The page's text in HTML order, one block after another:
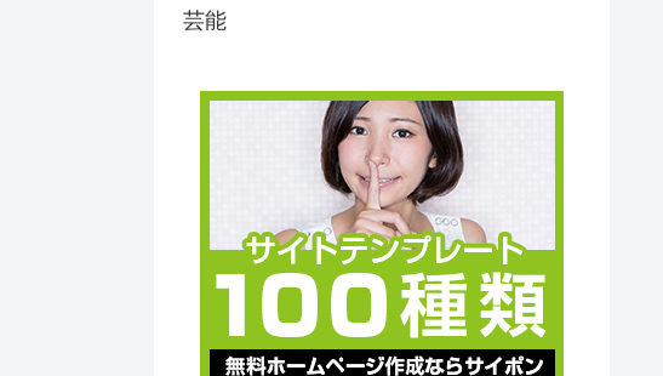
芸能